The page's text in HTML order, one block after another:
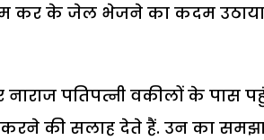
कर के जेल भेजने का कदम
पतिपत्नी वकीलों के पास
की सलाह देते हैं. उन का